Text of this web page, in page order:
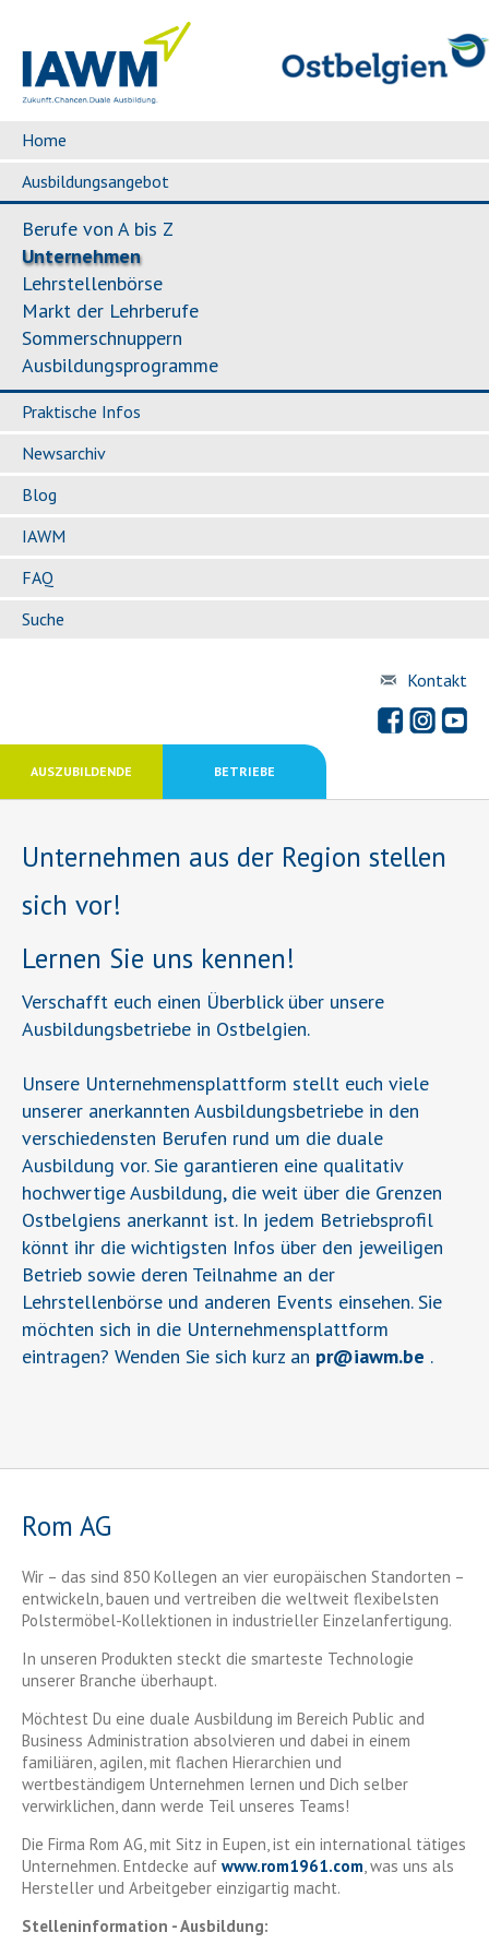
Home
Ausbildungsangebot
Berufe von A bis Z
Unternehmen
Lehrstellenbörse
Markt der Lehrberufe
Sommerschnuppern
Ausbildungsprogramme
Praktische Infos
Newsarchiv
Blog
IAWM
FAQ
Suche
Kontakt
AUSZUBILDENDE BETRIEBE
Unternehmen aus der Region stellen
sich vor!
Lernen Sie uns kennen!
Verschafft euch einen Überblick über unsere
Ausbildungsbetriebe in Ostbelgien.
Unsere Unternehmensplattform stellt euch viele
unserer anerkannten Ausbildungsbetriebe in den
verschiedensten Berufen rund um die duale
Ausbildung vor. Sie garantieren eine qualitativ
hochwertige Ausbildung, die weit über die Grenzen
Ostbelgiens anerkannt ist. In jedem Betriebsprofil
könnt ihr die wichtigsten Infos über den jeweiligen
Betrieb sowie deren Teilnahme an der
Lehrstellenbörse und anderen Events einsehen. Sie
möchten sich in die Unternehmensplattform
eintragen? Wenden Sie sich kurz an pr@iawm.be .
Rom AG
Wir – das sind 850 Kollegen an vier europäischen Standorten –
entwickeln, bauen und vertreiben die weltweit flexibelsten
Polstermöbel-Kollektionen in industrieller Einzelanfertigung.
In unseren Produkten steckt die smarteste Technologie
unserer Branche überhaupt.
Möchtest Du eine duale Ausbildung im Bereich Public and
Business Administration absolvieren und dabei in einem
familiären, agilen, mit flachen Hierarchien und
wertbeständigem Unternehmen lernen und Dich selber
verwirklichen, dann werde Teil unseres Teams!
Die Firma Rom AG, mit Sitz in Eupen, ist ein international tätiges
Unternehmen. Entdecke auf www.rom1961.com, was uns als
Hersteller und Arbeitgeber einzigartig macht.
Stelleninformation - Ausbildung: